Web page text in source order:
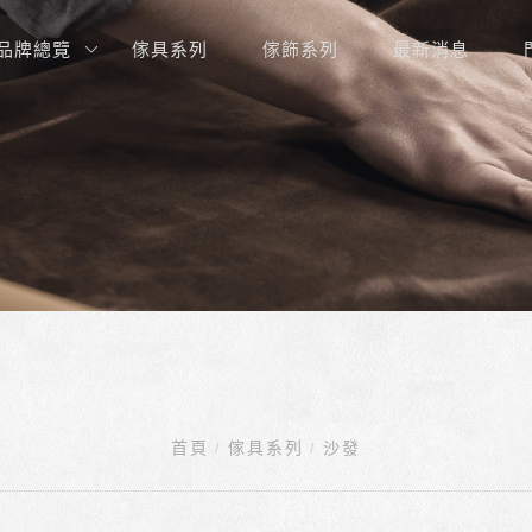
牌總覽 傢具系列 傢飾系列 最新消息
首頁 傢具系列 沙發